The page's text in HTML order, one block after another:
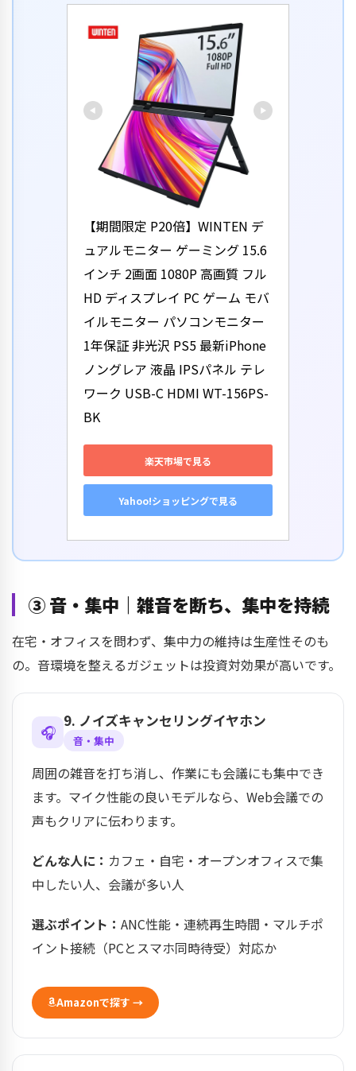
【期間限定 P20倍】WINTEN デ
ュアルモニター ゲーミング 15.6
インチ 2画面 1080P 高画質 フル
HD ディスプレイ PC ゲーム モバ
イルモニター パソコンモニター
1年保証 非光沢 PS5 最新iPhone
ノングレア 液晶 IPSパネル テレ
ワーク USB-C HDMI WT-156PS-
BK
楽天市場で見る
Yahoo!ショッピングで見る
③ 音・集中｜雑音を断ち、集中を持続
在宅・オフィスを問わず、集中力の維持は生産性そのも
の。音環境を整えるガジェットは投資対効果が高いです。
🎧
9. ノイズキャンセリングイヤホン
音・集中
周囲の雑音を打ち消し、作業にも会議にも集中でき
ます。マイク性能の良いモデルなら、Web会議での
声もクリアに伝わります。
どんな人に： カフェ・自宅・オープンオフィスで集
中したい人、会議が多い人
選ぶポイント： ANC性能・連続再生時間・マルチポ
イント接続（PCとスマホ同時待受）対応か
Amazonで探す →